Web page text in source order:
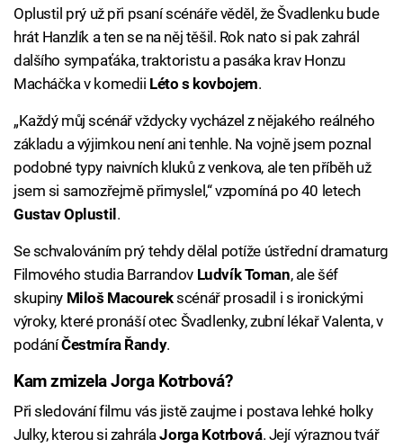
Oplustil prý už při psaní scénáře věděl, že Švadlenku bude
hrát Hanzlík a ten se na něj těšil. Rok nato si pak zahrál
dalšího sympaťáka, traktoristu a pasáka krav Honzu
Macháčka v komedii Léto s kovbojem.
„Každý můj scénář vždycky vycházel z nějakého reálného
základu a výjimkou není ani tenhle. Na vojně jsem poznal
podobné typy naivních kluků z venkova, ale ten příběh už
jsem si samozřejmě přimyslel,“ vzpomíná po 40 letech
Gustav Oplustil.
Se schvalováním prý tehdy dělal potíže ústřední dramaturg
Filmového studia Barrandov Ludvík Toman, ale šéf
skupiny Miloš Macourekscénář prosadil i s ironickými
výroky, které pronáší otec Švadlenky, zubní lékař Valenta, v
podáníČestmíra Řandy.
Kam zmizela Jorga Kotrbová?
Při sledování filmu vás jistě zaujme i postava lehké holky
Julky, kterou si zahrálaJorga Kotrbová. Její výraznou tvář